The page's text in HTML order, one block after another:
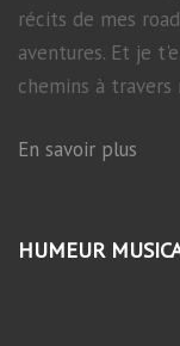
récits de mes
aventures. Et je
chemins à travers
En savoir plus
HUMEUR